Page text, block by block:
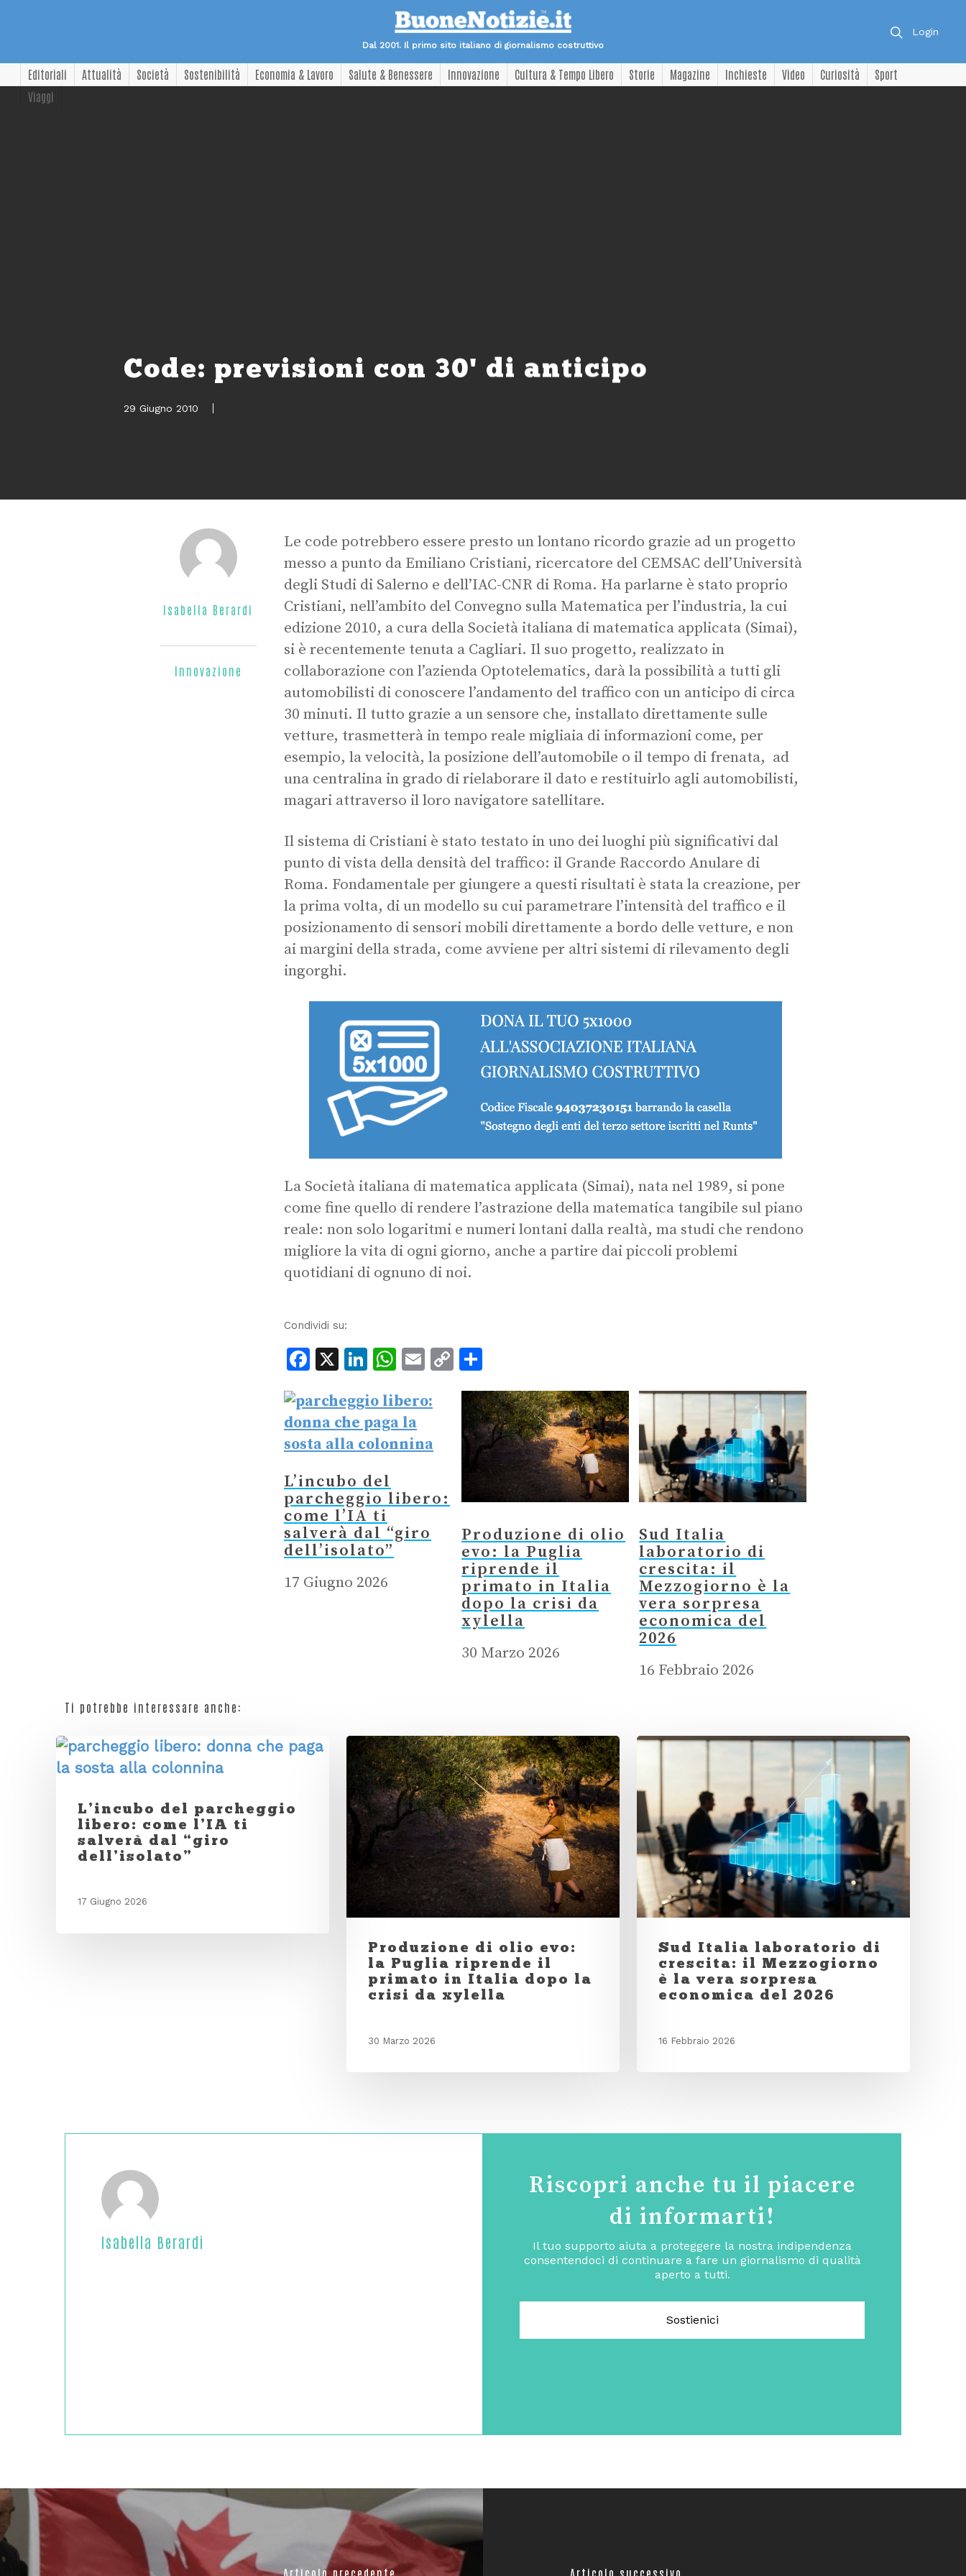
Dal 2001. Il primo sito italiano di giornalismo costruttivo
Login
Editoriali Attualità Società Sostenibilità Economia & Lavoro Salute & Benessere Innovazione Cultura & Tempo Libero Storie Magazine Inchieste Video Curiosità
Sport
Viaggi
Code: previsioni con 30' di anticipo
29 Giugno 2010
Isabella Berardi
Innovazione
Le code potrebbero essere presto un lontano ricordo grazie ad un progetto
messo a punto da Emiliano Cristiani, ricercatore del CEMSAC dell’Università
degli Studi di Salerno e dell’IAC-CNR di Roma. Ha parlarne è stato proprio
Cristiani, nell’ambito del Convegno sulla Matematica per l’industria, la cui
edizione 2010, a cura della Società italiana di matematica applicata (Simai),
si è recentemente tenuta a Cagliari. Il suo progetto, realizzato in
collaborazione con l’azienda Optotelematics, darà la possibilità a tutti gli
automobilisti di conoscere l’andamento del traffico con un anticipo di circa
30 minuti. Il tutto grazie a un sensore che, installato direttamente sulle
vetture, trasmetterà in tempo reale migliaia di informazioni come, per
esempio, la velocità, la posizione dell’automobile o il tempo di frenata, ad
una centralina in grado di rielaborare il dato e restituirlo agli automobilisti,
magari attraverso il loro navigatore satellitare.
Il sistema di Cristiani è stato testato in uno dei luoghi più significativi dal
punto di vista della densità del traffico: il Grande Raccordo Anulare di
Roma. Fondamentale per giungere a questi risultati è stata la creazione, per
la prima volta, di un modello su cui parametrare l’intensità del traffico e il
posizionamento di sensori mobili direttamente a bordo delle vetture, e non
ai margini della strada, come avviene per altri sistemi di rilevamento degli
ingorghi.
La Società italiana di matematica applicata (Simai), nata nel 1989, si pone
come fine quello di rendere l’astrazione della matematica tangibile sul piano
reale: non solo logaritmi e numeri lontani dalla realtà, ma studi che rendono
migliore la vita di ogni giorno, anche a partire dai piccoli problemi
quotidiani di ognuno di noi.
Condividi su:
Facebook
X LinkedIn
WhatsApp
Email
Copy
L’incubo del
parcheggio libero:
come l’IA ti
salverà dal “giro
dell’isolato”
17 Giugno 2026
Produzione di olio
evo: la Puglia
riprende il
primato in Italia
dopo la crisi da
xylella
30 Marzo 2026
Sud Italia
laboratorio di
crescita: il
Mezzogiorno è la
vera sorpresa
economica del
2026
16 Febbraio 2026
Ti potrebbe interessare anche:
L’incubo del parcheggio
libero: come l’IA ti
salverà dal “giro
dell’isolato”
17 Giugno 2026
Produzione di olio evo:
la Puglia riprende il
primato in Italia dopo la
crisi da xylella
30 Marzo 2026
Sud Italia laboratorio di
crescita: il Mezzogiorno
è la vera sorpresa
economica del 2026
16 Febbraio 2026
Isabella Berardi
Riscopri anche tu il piacere
di informarti!
Il tuo supporto aiuta a proteggere la nostra indipendenza
consentendoci di continuare a fare un giornalismo di qualità
aperto a tutti.
Sostienici
Articolo precedente Articolo successivo